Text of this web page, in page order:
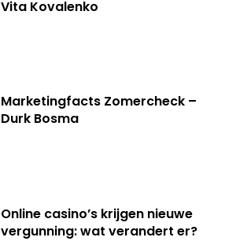
Vita Kovalenko
Marketingfacts Zomercheck –
Durk Bosma
Online casino’s krijgen nieuwe
vergunning: wat verandert er?